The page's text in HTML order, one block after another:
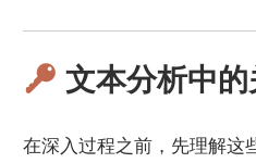
文本分析中
在深入过程之前，先理解这